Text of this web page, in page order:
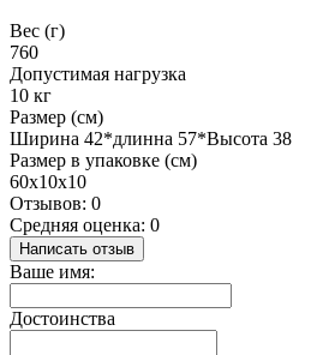
Вес (г)
760
Допустимая нагрузка
10 кг
Размер (см)
Ширина 42*длинна 57*Высота 38
Размер в упаковке (см)
60х10х10
Отзывов: 0
Средняя оценка: 0
Написать отзыв
Ваше имя:
Достоинства